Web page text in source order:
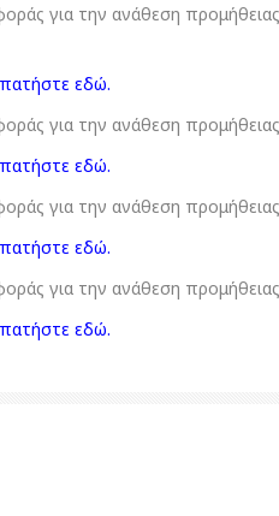
για την ανάθεση
πατήστε εδώ.
για την ανάθεση
πατήστε εδώ.
για την ανάθεση
πατήστε εδώ.
για την ανάθεση
πατήστε εδώ.